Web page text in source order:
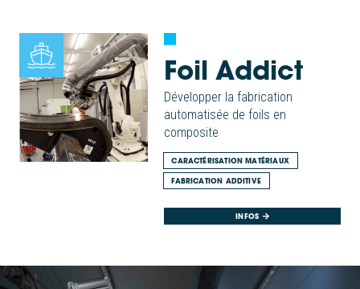
Foil Addict
Développer la fabrication
automatisée de foils en
composite
CARACTÉRISATION MATÉRIAUX
FABRICATION ADDITIVE
INFOS